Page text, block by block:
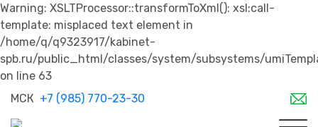
Warning: XSLTProcessor::transformToXml(): xsl:call-
template: misplaced text element in
/home/q/q9323917/kabinet-
spb.ru/public_html/classes/system/subsystems/
on line 63
МСК +7 (985) 770-23-30